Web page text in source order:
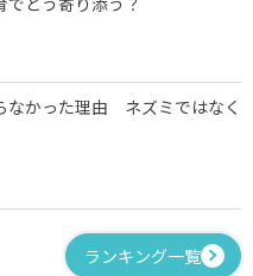
なかった理由 ネズミではなく
ランキング一覧